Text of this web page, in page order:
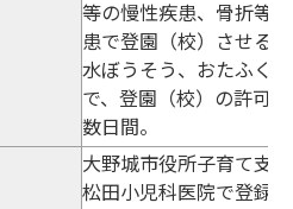
等の慢性疾患、骨折等
患で登園（校）させる
水ぼうそう、おたふく
で、登園（校）の許可
数日間。
大野城市役所子育て支
松田小児科医院で登録